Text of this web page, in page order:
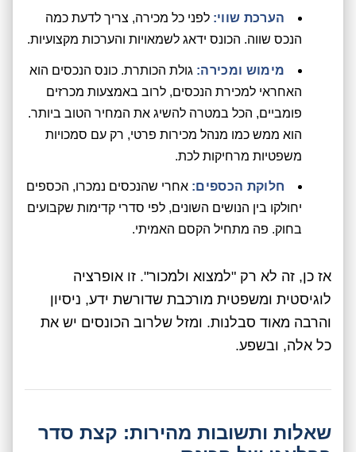
הערכת שווי: לפני כל מכירה, צריך לדעת כמה
הנכס שווה. הכונס ידאג לשמאויות והערכות מקצועיות.
מימוש ומכירה: גולת הכותרת. כונס הנכסים הוא
האחראי למכירת הנכסים, לרוב באמצעות מכרזים
פומביים, הכל במטרה להשיג את המחיר הטוב ביותר.
הוא ממש כמו מנהל מכירות פרטי, רק עם סמכויות
משפטיות מרחיקות לכת.
חלוקת הכספים: אחרי שהנכסים נמכרו, הכספים
יחולקו בין הנושים השונים, לפי סדרי קדימות שקבועים
בחוק. פה מתחיל הקסם האמיתי.
אז כן, זה לא רק "למצוא ולמכור". זו אופרציה
לוגיסטית ומשפטית מורכבת שדורשת ידע, ניסיון
והרבה מאוד סבלנות. ומזל שלרוב הכונסים יש את
כל אלה, ובשפע.
שאלות ותשובות מהירות: קצת סדר